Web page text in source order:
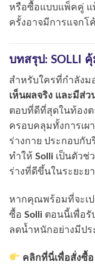
หรือซื้อแบบแพ็คคู่ แ
ครั้งอาจมีการแจกโ
บทสรุป: SOLLI
สำหรับใครที่กำลัง
เห็นผลจริง และมีส่
ตอบที่ดีที่สุดในท้อง
ครอบคลุมทั้งการเ
ร่างกาย ประกอบกับ
ทำให้ Solli เป็นตัวช่
ร่างที่ดีขึ้นในระยะย
หากคุณพร้อมที่จะเป
ซื้อ Solli ตอนนี้เพื่อรั
ลดน้ำหนักอย่างมีป
คลิกที่นี่เพื่อสั่งซื้อ